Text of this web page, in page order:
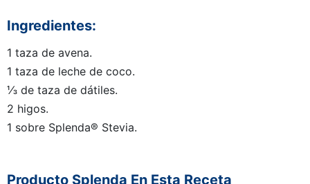
Ingredientes:
1 taza de avena.
1 taza de leche de coco.
⅓ de taza de dátiles.
2 higos.
1 sobre Splenda® Stevia.
Producto Splenda En Esta Receta